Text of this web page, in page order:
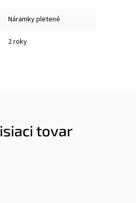
Náramky pletené
2 roky
tovar